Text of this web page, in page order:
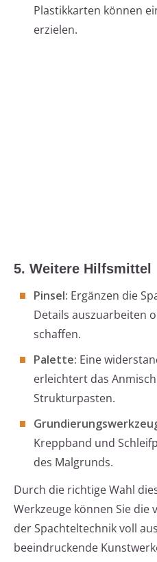
Plastikkarten können
erzielen.
5. Weitere Hilfsmittel
Pinsel: Ergänzen die
Details auszuarbeiten
schaffen.
Palette: Eine
erleichtert das
Strukturpasten.
Kreppband und
des Malgrunds.
Durch die richtige Wahl
Werkzeuge können Sie die
der Spachteltechnik voll
beeindruckende